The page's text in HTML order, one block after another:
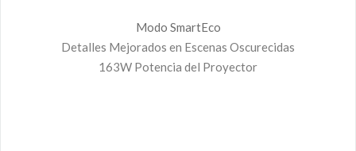
Modo SmartEco
Detalles Mejorados en Escenas Oscurecidas
163W Potencia del Proyector